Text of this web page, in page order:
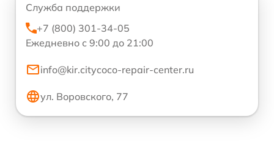
Служба поддержки
+7 (800) 301-34-05
Ежедневно с 9:00 до 21:00
info@kir.citycoco-repair-center.ru
ул. Воровского, 77